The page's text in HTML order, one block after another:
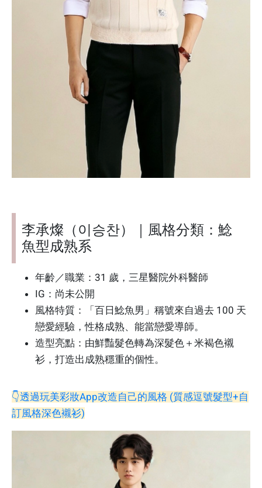
李承燦（이승찬）｜風格分類：鯰
魚型成熟系
年齡／職業：31 歲，三星醫院外科醫師
IG：尚未公開
風格特質：「百日鯰魚男」稱號來自過去 100 天
戀愛經驗，性格成熟、能當戀愛導師。
造型亮點：由鮮豔髮色轉為深髮色＋米褐色襯
衫，打造出成熟穩重的個性。
👇透過玩美彩妝App改造自己的風格 (質感逗號髮型+自
訂風格深色襯衫)